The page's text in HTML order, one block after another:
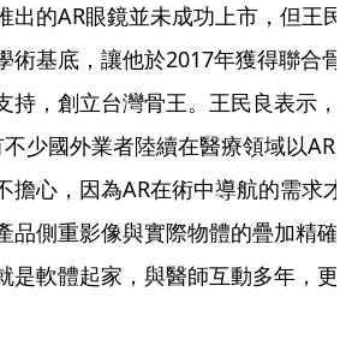
出的AR眼鏡並未成功上市，但王民
術基底，讓他於2017年獲得聯合骨
持，創立台灣骨王。王民良表示，
少國外業者陸續在醫療領域以AR
擔心，因為AR在術中導航的需求才
品側重影像與實際物體的疊加精確
是軟體起家，與醫師互動多年，更